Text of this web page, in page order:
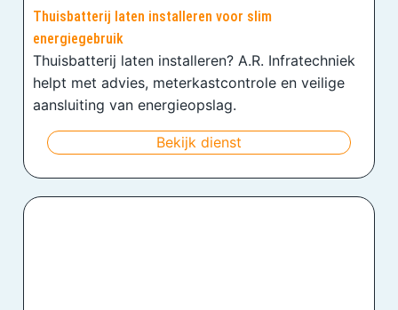
Thuisbatterij laten installeren voor slim
energiegebruik
Thuisbatterij laten installeren? A.R. Infratechniek
helpt met advies, meterkastcontrole en veilige
aansluiting van energieopslag.
Bekijk dienst